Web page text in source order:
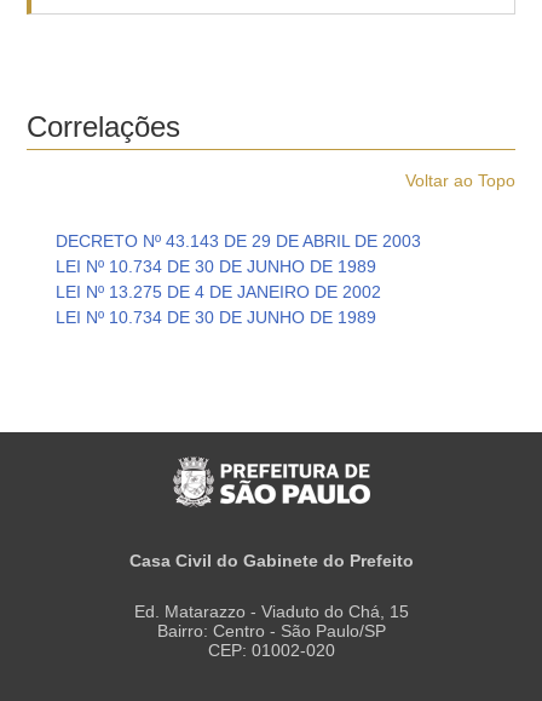
Correlações
Voltar ao Topo
DECRETO Nº 43.143 DE 29 DE ABRIL DE 2003
LEI Nº 10.734 DE 30 DE JUNHO DE 1989
LEI Nº 13.275 DE 4 DE JANEIRO DE 2002
LEI Nº 10.734 DE 30 DE JUNHO DE 1989
Casa Civil do Gabinete do Prefeito
Ed. Matarazzo - Viaduto do Chá, 15
Bairro: Centro - São Paulo/SP
CEP: 01002-020